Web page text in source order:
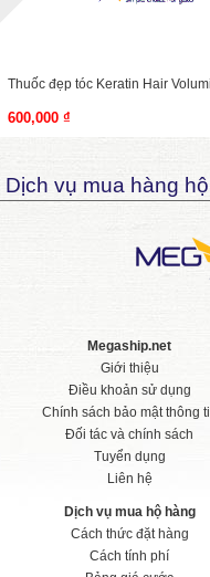
Thuốc đẹp tóc Keratin Hair
600,000 ₫
Dịch vụ mua hàng
Megaship.net
Giới thiệu
Điều khoản sử dụng
Chính sách bảo mật thông
Đối tác và chính sách
Tuyển dụng
Liên hệ
Dịch vụ mua hộ hàng
Cách thức đặt hàng
Cách tính phí